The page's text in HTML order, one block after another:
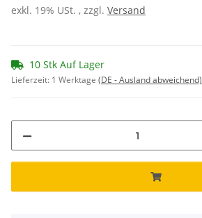
exkl. 19% USt. , zzgl. Versand
10 Stk Auf Lager
Lieferzeit: 1 Werktage (DE - Ausland abweichend)